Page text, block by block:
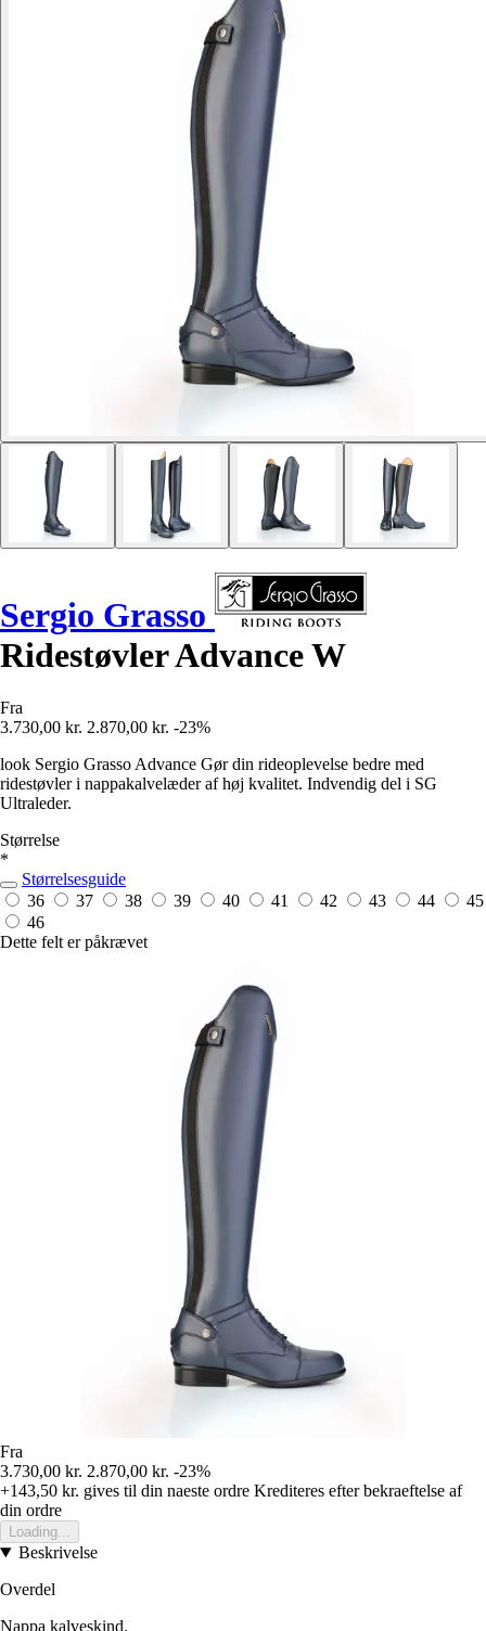
Sergio Grasso
Ridestøvler Advance W
Fra
3.730,00 kr. 2.870,00 kr. -23%
look Sergio Grasso Advance Gør din rideoplevelse bedre med
ridestøvler i nappakalvelæder af høj kvalitet. Indvendig del i SG
Ultraleder.
Størrelse
*
Størrelsesguide
36
37 38 39 40 41 42 43 44
45
46
Dette felt er påkrævet
Fra
3.730,00 kr. 2.870,00 kr. -23%
+143,50 kr. gives til din naeste ordre Krediteres efter bekraeftelse af
din ordre
Loading...
Beskrivelse
Overdel
Nappa kalveskind.